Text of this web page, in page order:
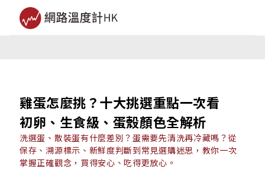
雞蛋怎麼挑？十大挑選重點一次看
初卵、生食級、蛋殼顏色全解析
洗選蛋、散裝蛋有什麼差別？蛋需要先清洗再冷藏嗎？從
保存、溯源標示、新鮮度判斷到常見選購迷思，教你一次
掌握正確觀念，買得安心、吃得更放心。